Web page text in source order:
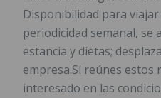
Disponibilidad para
periodicidad semanal, se
estancia y dietas;
empresa.Si reúnes estos
interesado en las